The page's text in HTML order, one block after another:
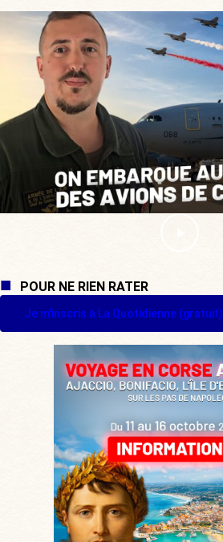
POUR NE RIEN RATER
Je m'inscris à La Quotidienne (gratuit)